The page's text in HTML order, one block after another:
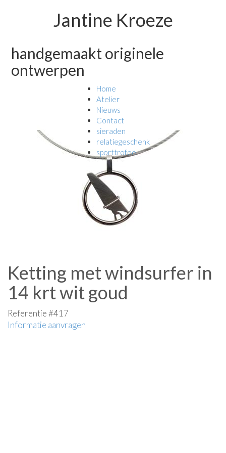
Jantine Kroeze
handgemaakt originele
ontwerpen
Home
Atelier
Nieuws
Contact
sieraden
relatiegeschenk
sporttrofee
Ketting met windsurfer in
14 krt wit goud
Referentie #417
Informatie aanvragen